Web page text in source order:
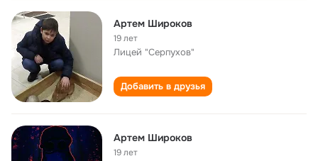
Артем Широков
19 лет
Лицей "Серпухов"
Добавить в друзья
Артем Широков
19 лет